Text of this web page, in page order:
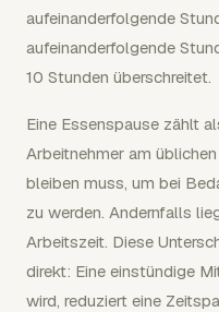
aufeinanderfolgende
aufeinanderfolgende
10 Stunden überschreitet.
Eine Essenspause zählt
Arbeitnehmer am
bleiben muss, um bei
zu werden. Andernfalls
Arbeitszeit. Diese
direkt: Eine einstündige
wird, reduziert eine